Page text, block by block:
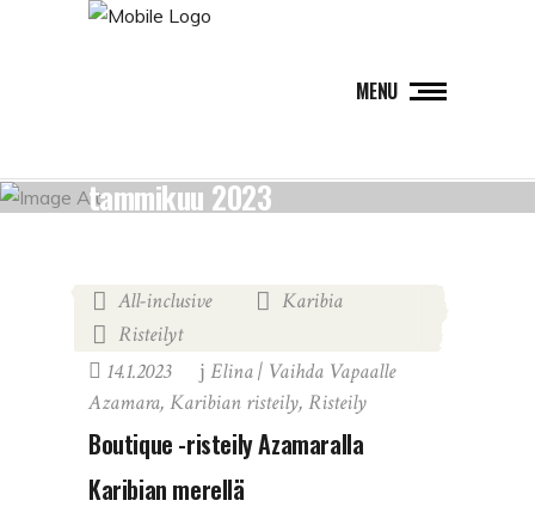
MENU
tammikuu 2023
All-inclusive Karibia
Risteilyt
14.1.2023
Elina | Vaihda Vapaalle
Azamara, Karibian risteily, Risteily
Boutique -risteily Azamaralla
Karibian merellä